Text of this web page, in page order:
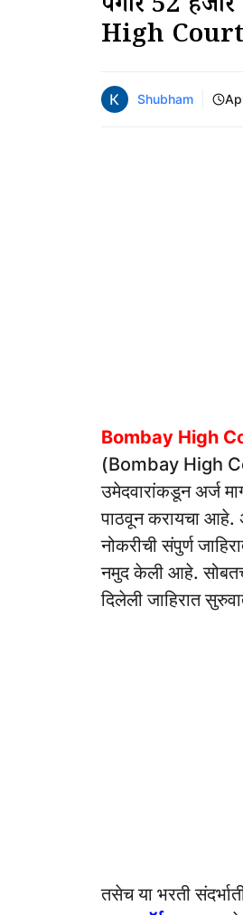
High
Shubham
Bombay High
(Bombay High
उमेदवारांकडून अर्ज
पाठवून करायचा आहे.
नोकरीची संपुर्ण
नमुद केली आहे. सोबतच
दिलेली जाहिरात
तसेच या भरती